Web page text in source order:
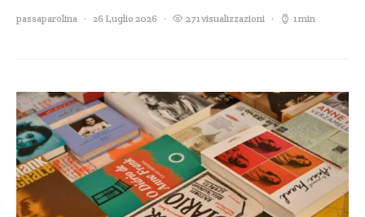
passaparolina 26 Luglio 2026 271 visualizzazioni 1 min